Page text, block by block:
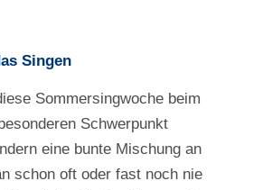
Singen
Sommersingwoche beim
Schwerpunkt
eine bunte Mischung an
schon oft oder fast noch nie